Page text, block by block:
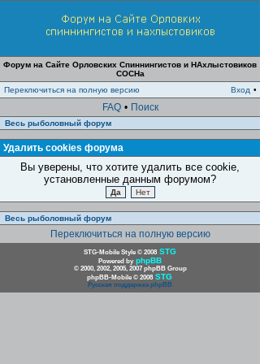
Форум на Сайте Орловских Спиннингистов и НАхлыстовиков
СОСНа
Переключиться на полную версию
Вход •
FAQ • Поиск
Весь рыболовный форум
Удалить cookies форума
Вы уверены, что хотите удалить все cookie,
установленные данным форумом?
Весь рыболовный форум
Переключиться на полную версию
STG-Mobile Style © 2008 STG
Powered by phpBB
© 2000, 2002, 2005, 2007 phpBB Group
phpBB-Mobile © 2008 STG
Русская поддержка phpBB